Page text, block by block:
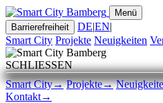
Menü
Barrierefreiheit
DE|EN|
Smart City Projekte Neuigkeiten
SCHLIESSEN
Smart City→ Projekte→
Kontakt→